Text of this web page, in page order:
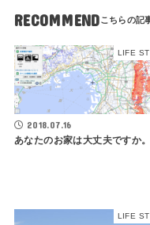
RECOMMEND
LIFE
2018.07.16
あなたのお家は大丈夫ですか。
LIFE